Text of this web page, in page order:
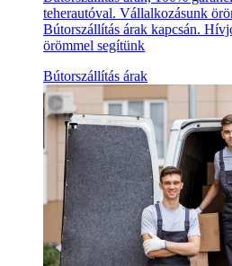
teherautóval. Vállalkozásunk
Bútorszállítás árak kapcsán.
örömmel segítünk
Bútorszállítás árak